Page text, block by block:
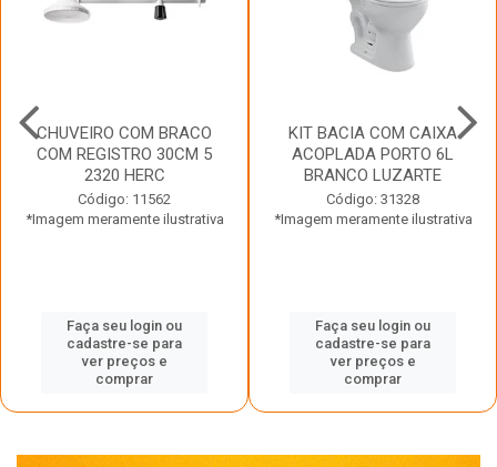
CHUVEIRO COM BRACO
COM REGISTRO 30CM 5
2320 HERC
Código: 11562
*Imagem meramente ilustrativa
Faça seu login ou
cadastre-se para
ver preços e
comprar
KIT BACIA COM CAIXA
ACOPLADA PORTO 6L
BRANCO LUZARTE
Código: 31328
*Imagem meramente ilustrativa
Faça seu login ou
cadastre-se para
ver preços e
comprar